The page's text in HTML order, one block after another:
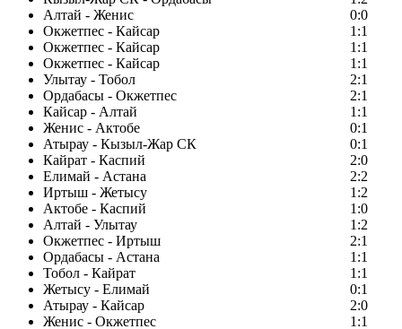
Алтай - Женис
0:0
Окжетпес - Кайсар
1:1
Окжетпес - Кайсар
1:1
Окжетпес - Кайсар
1:1
Улытау - Тобол
2:1
Ордабасы - Окжетпес
2:1
Кайсар - Алтай
1:1
Женис - Актобе
0:1
Атырау - Кызыл-Жар СК
0:1
Кайрат - Каспий
2:0
Елимай - Астана
2:2
Иртыш - Жетысу
1:2
Актобе - Каспий
1:0
Алтай - Улытау
1:2
Окжетпес - Иртыш
2:1
Ордабасы - Астана
1:1
Тобол - Кайрат
1:1
Жетысу - Елимай
0:1
Атырау - Кайсар
2:0
Женис - Окжетпес
1:1